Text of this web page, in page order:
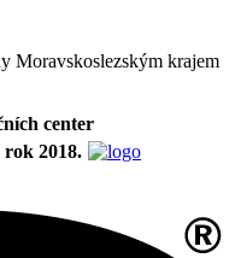
Moravskoslezským krajem
center
2018.